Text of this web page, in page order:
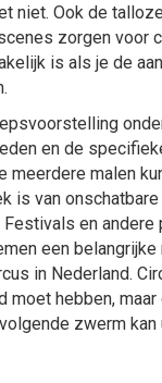
niet. Ook de
zorgen voor
is als je de
en de
meerdere malen
is van
en andere
een belangrijke
in Nederland.
moet hebben, maar
zwerm